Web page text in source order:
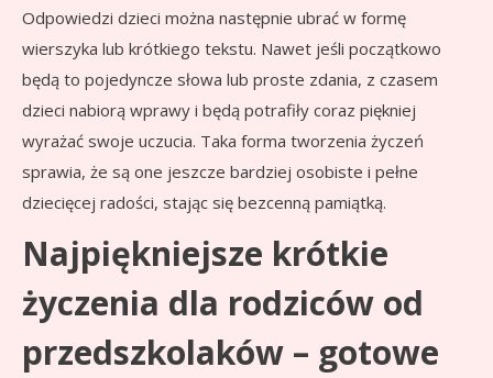
Odpowiedzi dzieci można następnie ubrać w formę
wierszyka lub krótkiego tekstu. Nawet jeśli początkowo
będą to pojedyncze słowa lub proste zdania, z czasem
dzieci nabiorą wprawy i będą potrafiły coraz piękniej
wyrażać swoje uczucia. Taka forma tworzenia życzeń
sprawia, że są one jeszcze bardziej osobiste i pełne
dziecięcej radości, stając się bezcenną pamiątką.
Najpiękniejsze krótkie
życzenia dla rodziców od
przedszkolaków – gotowe